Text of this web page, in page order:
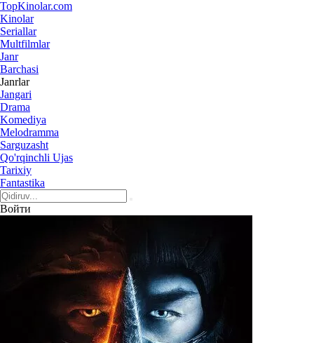
TopKinolar.com
Kinolar
Seriallar
Multfilmlar
Janr
Barchasi
Janrlar
Jangari
Drama
Komediya
Melodramma
Sarguzasht
Qo'rqinchli Ujas
Tarixiy
Fantastika
Войти